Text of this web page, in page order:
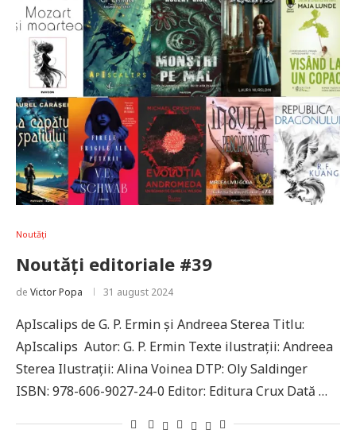
Noutăți
Noutăți editoriale #39
de Victor Popa 31 august 2024
ApIscalips de G. P. Ermin și Andreea Sterea Titlu:
ApIscalips Autor: G. P. Ermin Texte ilustrații: Andreea
Sterea Ilustrații: Alina Voinea DTP: Oly Saldinger
ISBN: 978-606-9027-24-0 Editor: Editura Crux Dată …